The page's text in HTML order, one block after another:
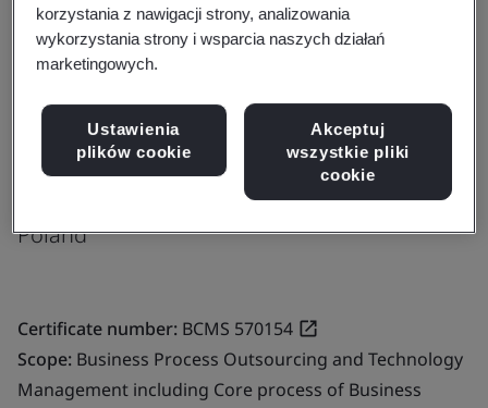
Genpact
O3 Business Park
Building B ,2nd floor & 3rd Floor
Poland
Certificate number: BCMS 570154
Scope: Business Process Outsourcing and Technology
Management including Core process of Business
korzystania z nawigacji strony, analizowania
wykorzystania strony i wsparcia naszych działań
marketingowych.
Ustawienia
plików cookie
Akceptuj
wszystkie pliki
cookie